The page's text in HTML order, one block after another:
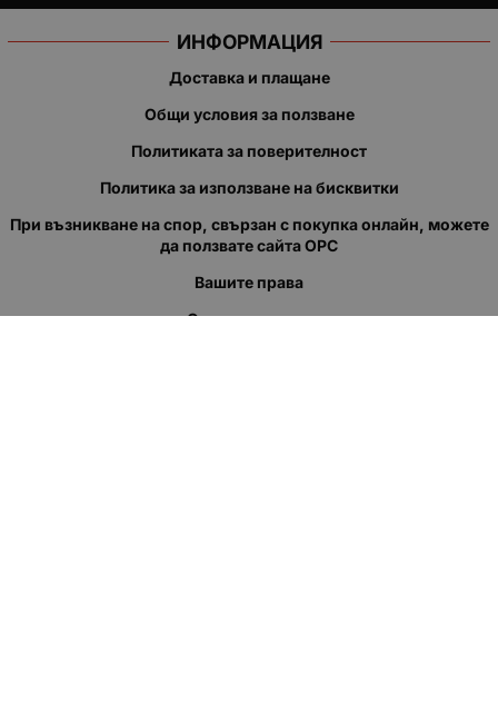
ИНФОРМАЦИЯ
Доставка и плащане
Общи условия за ползване
Политиката за поверителност
Политика за използване на бисквитки
При възникване на спор, свързан с покупка онлайн, можете
да ползвате сайта ОРС
Вашите права
Отказ от сделка